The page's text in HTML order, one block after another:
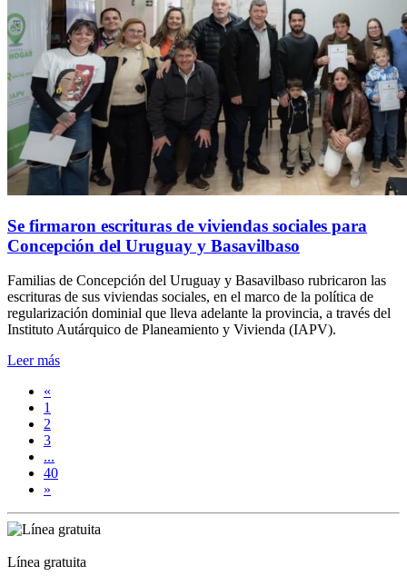
Se firmaron escrituras de viviendas sociales para
Concepción del Uruguay y Basavilbaso
Familias de Concepción del Uruguay y Basavilbaso rubricaron las
escrituras de sus viviendas sociales, en el marco de la política de
regularización dominial que lleva adelante la provincia, a través del
Instituto Autárquico de Planeamiento y Vivienda (IAPV).
Leer más
«
1
2
3
...
40
»
Línea gratuita